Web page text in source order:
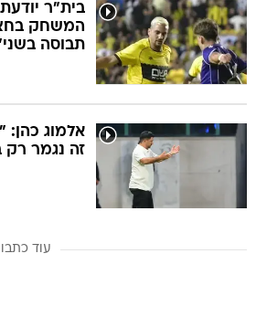
בית"ר
המשחק
תבוסה
אלמוג כהן:
זה נגמר רק
עוד